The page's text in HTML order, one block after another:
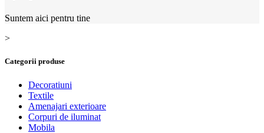
Suntem aici pentru tine
>
Categorii produse
Decoratiuni
Textile
Amenajari exterioare
Corpuri de iluminat
Mobila